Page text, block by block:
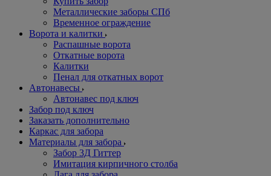
Металлические заборы СПб
Временное ограждение
Ворота и калитки
Распашные ворота
Откатные ворота
Калитки
Пенал для откатных ворот
Автонавесы
Автонавес под ключ
Забор под ключ
Заказать дополнительно
Каркас для забора
Материалы для забора
Забор 3Д Гиттер
Имитация кирпичного столба